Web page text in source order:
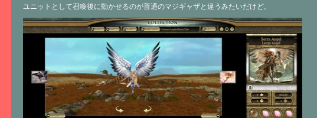
ユニットとして召喚後に動かせるのが普通のマジギャザと違うみたいだけど。